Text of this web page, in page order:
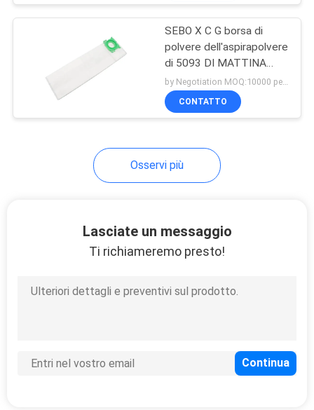
eliminabile
dell'hotel
Rotolo eliminabile
SEBO X C G borsa di
polvere dell'aspirapolvere
di 5093 DI MATTINA
della borsa del panno di
Hepa di 370 serie
by Negotiation MOQ:10000 pezzo/pezzi
CONTATTO
Osservi più
Lasciate un messaggio
Ti richiameremo presto!